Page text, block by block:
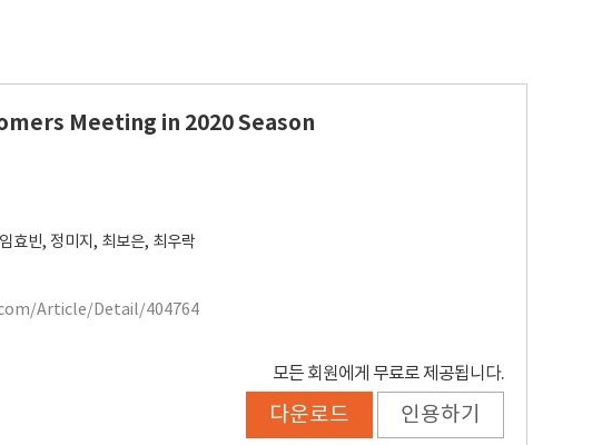
Meeting in 2020 Season
임효빈, 정미지, 최보은, 최우락
Article/Detail/404764
모든 회원에게 무료로 제공됩니다.
다운로드 인용하기